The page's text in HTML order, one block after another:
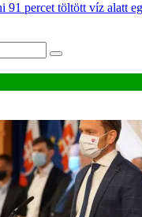
91 percet töltött víz alatt